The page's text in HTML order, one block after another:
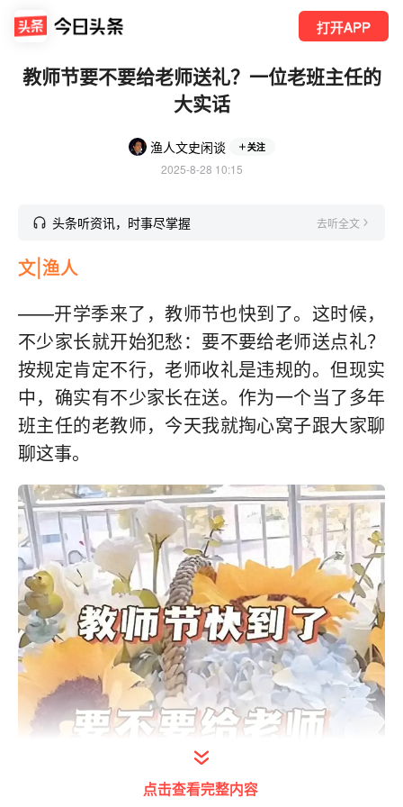
打开APP
教师节要不要给老师送礼？一位老班主任的
大实话
渔人文史闲谈 关注
2025-8-28 10:15
头条听资讯，时事尽掌握 去听全文
文|渔人
——开学季来了，教师节也快到了。这时候，
不少家长就开始犯愁：要不要给老师送点礼？
按规定肯定不行，老师收礼是违规的。但现实
中，确实有不少家长在送。作为一个当了多年
班主任的老教师，今天我就掏心窝子跟大家聊
聊这事。
点击查看完整内容